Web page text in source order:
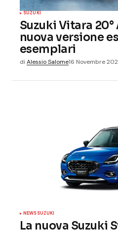
SUZUKI
Suzuki Vitara
nuova versione
esemplari
di Alessio Salome16 Novembre
NEWSSUZUKI
La nuova Suzuki